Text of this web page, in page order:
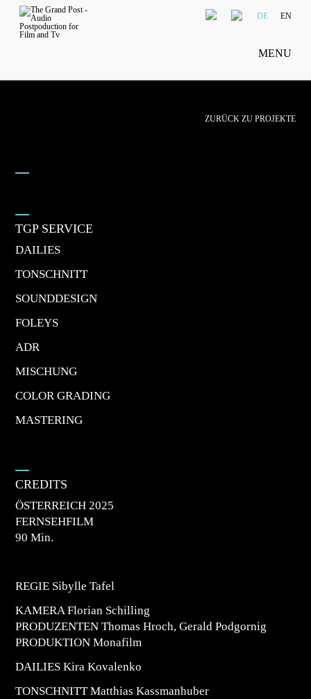
DE EN
MENU
ZURÜCK ZU PROJEKTE
TGP SERVICE
DAILIES
TONSCHNITT
SOUNDDESIGN
FOLEYS
ADR
MISCHUNG
COLOR GRADING
MASTERING
CREDITS
ÖSTERREICH 2025
FERNSEHFILM
90 Min.
REGIE Sibylle Tafel
KAMERA Florian Schilling
PRODUZENTEN Thomas Hroch, Gerald Podgornig
PRODUKTION Monafilm
DAILIES Kira Kovalenko
TONSCHNITTMatthias Kassmanhuber